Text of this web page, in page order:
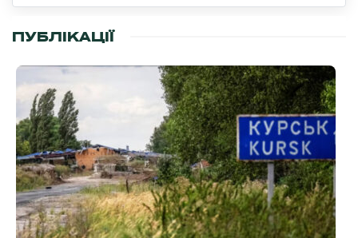
ПУБЛІКАЦІЇ